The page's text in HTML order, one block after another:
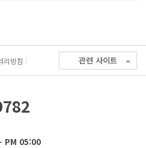
리방침 관련 사이트
PM 05:00